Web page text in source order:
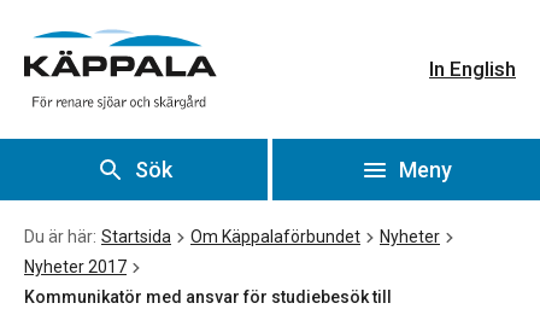
In English
Sök Meny
Du är här: Startsida Om Käppalaförbundet
Nyheter
Nyheter 2017
Kommunikatör med ansvar för studiebesök till